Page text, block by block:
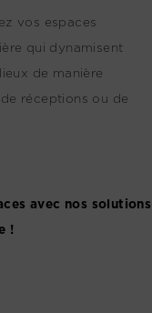
vos espaces
qui dynamisent
de manière
de réceptions ou de
avec nos solutions
!